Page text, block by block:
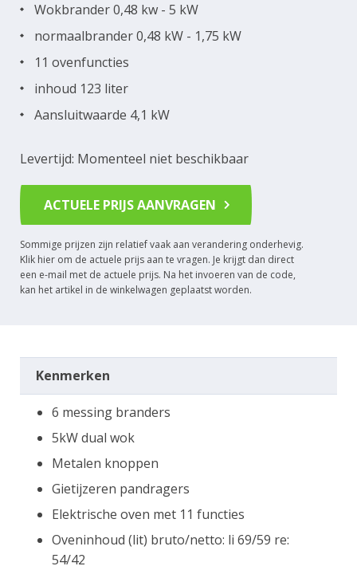
Levertijd: Momenteel niet beschikbaar
Wokbrander 0,48 kw - 5 kW
normaalbrander 0,48 kW - 1,75 kW
11 ovenfuncties
inhoud 123 liter
Aansluitwaarde 4,1 kW
ACTUELE PRIJS AANVRAGEN
Sommige prijzen zijn relatief vaak aan verandering onderhevig.
Klik hier om de actuele prijs aan te vragen. Je krijgt dan direct
een e-mail met de actuele prijs. Na het invoeren van de code,
kan het artikel in de winkelwagen geplaatst worden.
Kenmerken
6 messing branders
5kW dual wok
Metalen knoppen
Gietijzeren pandragers
Elektrische oven met 11 functies
Oveninhoud (lit) bruto/netto: li 69/59 re:
54/42